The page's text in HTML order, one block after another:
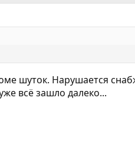
шуток. Нарушается
всё зашло далеко...